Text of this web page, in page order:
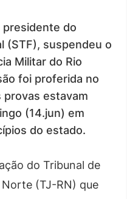
presidente do
(STF), suspendeu o
Militar do Rio
foi proferida no
provas estavam
(14.jun) em
do estado.
do Tribunal de
(TJ-RN) que